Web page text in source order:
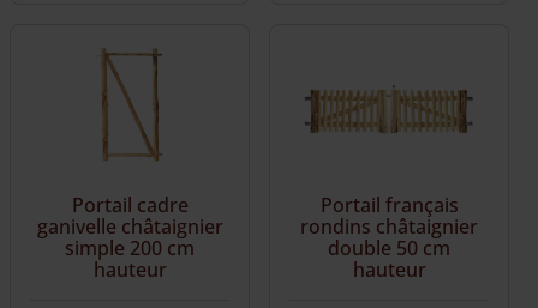
choisies
sur
variations.
Les
choisies
Portail cadre
ganivelle châtaignier
simple 200 cm
hauteur
Portail français
rondins châtaignier
double 50 cm
hauteur